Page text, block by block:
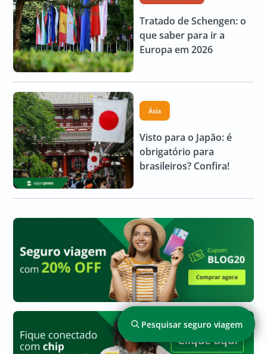
Tratado de Schengen: o
que saber para ir a
Europa em 2026
Ásia
Visto para o Japão: é
obrigatório para
brasileiros? Confira!
Pesquisar seguro viagem